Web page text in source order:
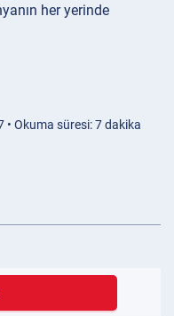
her yerinde
• Okuma süresi: 7 dakika